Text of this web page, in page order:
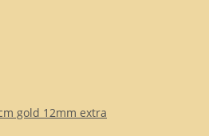
gold 12mm extra